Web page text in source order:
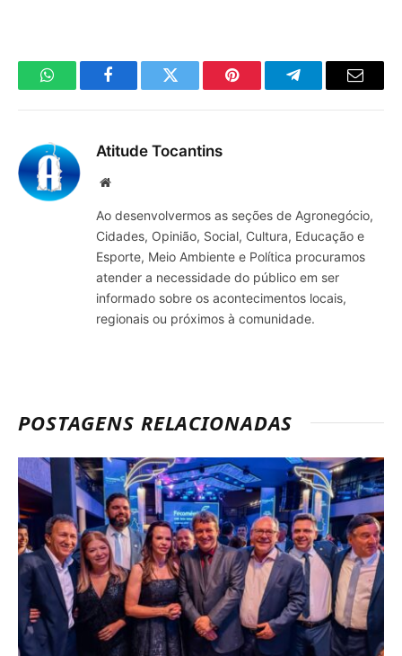
WhatsAppFacebookTwitter Pinterest TelegramaE-
Atitude Tocantins
Site
Ao desenvolvermos as seções de Agronegócio,
Cidades, Opinião, Social, Cultura, Educação e
Esporte, Meio Ambiente e Política procuramos
atender a necessidade do público em ser
informado sobre os acontecimentos locais,
regionais ou próximos à comunidade.
POSTAGENS RELACIONADAS